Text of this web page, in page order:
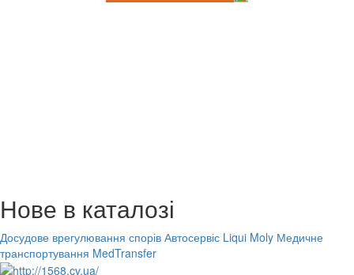
Нове в каталозі
Досудове врегулювання спорів Автосервіс Liqui Moly Медичне
транспортування MedTransfer